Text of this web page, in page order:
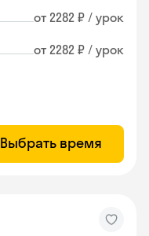
от 2282 ₽ / урок
от 2282 ₽ / урок
Выбрать время